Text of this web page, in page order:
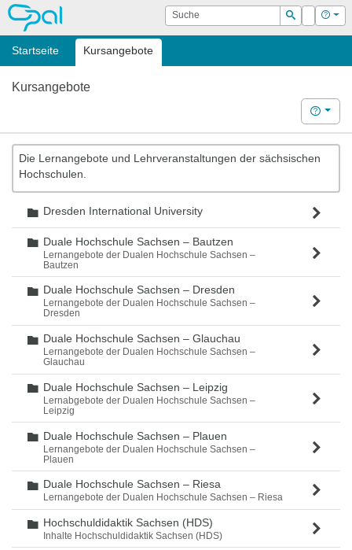
OPAL Suche
Suchen
Login Hilfe
Startseite Kursangebote
Kursangebote
Hilfe
Die Lernangebote und Lehrveranstaltungen der sächsischen
Hochschulen.
Ordner
Dresden International University
Ordner
Duale Hochschule Sachsen – Bautzen
Lernangebote der Dualen Hochschule Sachsen –
Bautzen
Ordner
Duale Hochschule Sachsen – Dresden
Lernangebote der Dualen Hochschule Sachsen –
Dresden
Ordner
Duale Hochschule Sachsen – Glauchau
Lernangebote der Dualen Hochschule Sachsen –
Glauchau
Ordner
Duale Hochschule Sachsen – Leipzig
Lernabgebote der Dualen Hochschule Sachsen –
Leipzig
Ordner
Duale Hochschule Sachsen – Plauen
Lernangebote der Dualen Hochschule Sachsen –
Plauen
Ordner
Duale Hochschule Sachsen – Riesa
Lernangebote der Dualen Hochschule Sachsen – Riesa
Ordner
Hochschuldidaktik Sachsen (HDS)
Inhalte Hochschuldidaktik Sachsen (HDS)